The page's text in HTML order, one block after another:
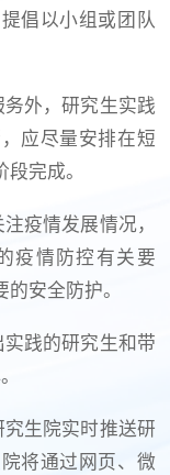
倡以小组或团队
外，研究生实践
应尽量安排在短
完成。
疫情发展情况，
疫情防控有关要
安全防护。
践的研究生和带
生院实时推送研
将通过网页、微